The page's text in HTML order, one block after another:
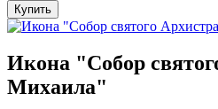
Купить
Икона "Собор
Михаила"